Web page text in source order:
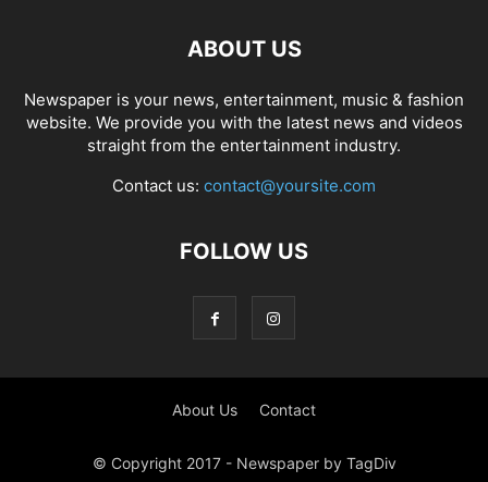
ABOUT US
Newspaper is your news, entertainment, music & fashion
website. We provide you with the latest news and videos
straight from the entertainment industry.
Contact us: contact@yoursite.com
FOLLOW US
About Us Contact
© Copyright 2017 - Newspaper by TagDiv